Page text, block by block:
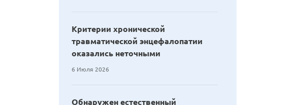
Критерии хронической
травматической энцефалопатии
оказались неточными
6 Июля 2026
Обнаружен естественный